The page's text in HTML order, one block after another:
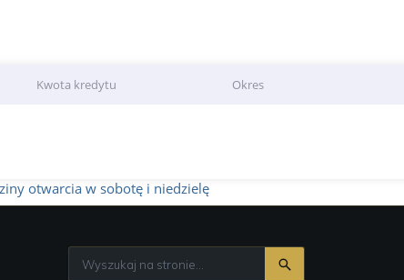
Kwota kredytu Okres
otwarcia w sobotę i niedzielę